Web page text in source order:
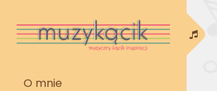
Menu
O mnie